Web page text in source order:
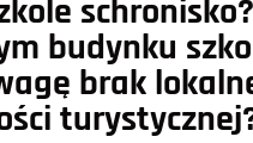
budynku
brak